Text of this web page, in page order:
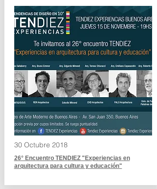
30 Octubre 2018
26° Encuentro TENDIEZ "Experiencias en
arquitectura para cultura y educación"